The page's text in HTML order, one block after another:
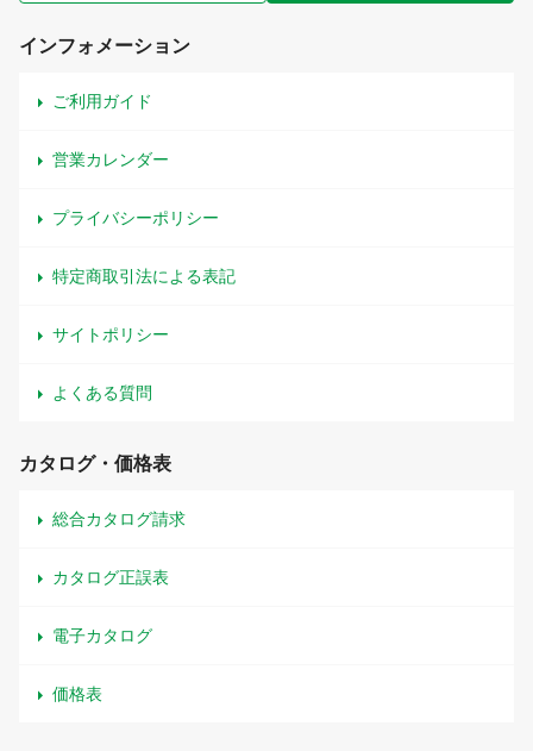
インフォメーション
ご利用ガイド
営業カレンダー
プライバシーポリシー
特定商取引法による表記
サイトポリシー
よくある質問
カタログ・価格表
総合カタログ請求
カタログ正誤表
電子カタログ
価格表